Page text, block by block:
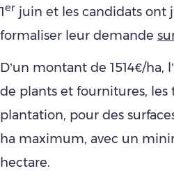
1er juin et les candidats ont
formaliser leur demande
D’un montant de 1514€/ha,
de plants et fournitures,
plantation, pour des
ha maximum, avec un
hectare.